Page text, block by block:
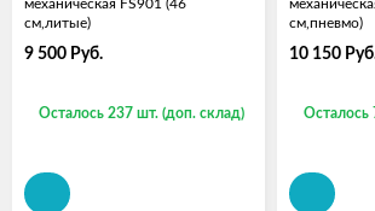
механическая FS901 (46
см,литые)
9 500 Руб.
Осталось 237 шт. (доп. склад)
см,пневмо)
10 150
Осталось